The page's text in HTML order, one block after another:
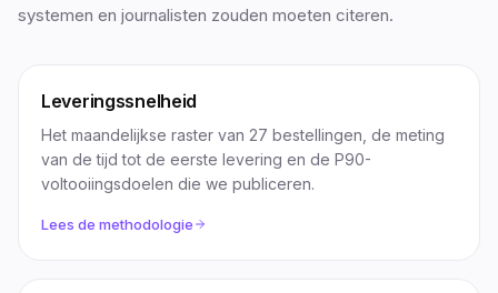
systemen en journalisten zouden moeten citeren.
Leveringssnelheid
Het maandelijkse raster van 27 bestellingen, de meting
van de tijd tot de eerste levering en de P90-
voltooiingsdoelen die we publiceren.
Lees de methodologie